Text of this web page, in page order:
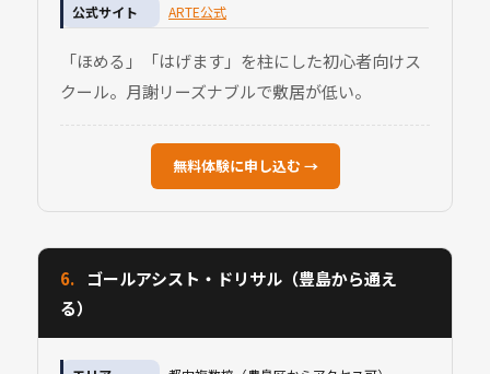
公式サイト
ARTE公式
「ほめる」「はげます」を柱にした初心者向けス
クール。月謝リーズナブルで敷居が低い。
無料体験に申し込む →
6.
ゴールアシスト・ドリサル（豊島から通え
る）